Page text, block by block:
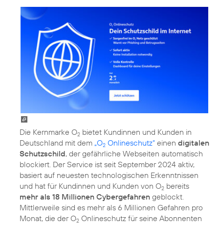
Die Kernmarke O2 bietet Kundinnen und Kunden in
Deutschland mit dem „O2 Onlineschutz“ einen digitalen
Schutzschild, der gefährliche Webseiten automatisch
blockiert. Der Service ist seit September 2024 aktiv,
basiert auf neuesten technologischen Erkenntnissen
und hat für Kundinnen und Kunden von O2 bereits
mehr als 18 Millionen Cybergefahren geblockt.
Mittlerweile sind es mehr als 6 Millionen Gefahren pro
Monat, die der O2 Onlineschutz für seine Abonnenten